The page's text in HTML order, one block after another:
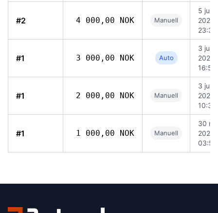
#2 4 000,00 NOK Manuell
5 juni
2026
23:36
#1 3 000,00 NOK Auto
3 juni
2026
16:52
#1 2 000,00 NOK Manuell
3 juni
2026
10:37
#1 1 000,00 NOK Manuell
30
2026
03:57